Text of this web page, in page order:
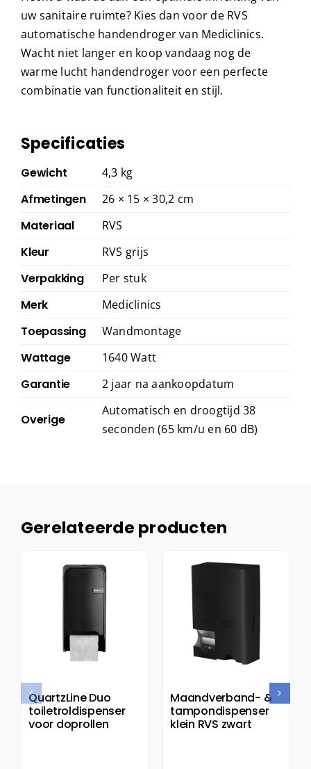
uw sanitaire ruimte? Kies dan voor de RVS
automatische handendroger van Mediclinics.
Wacht niet langer en koop vandaag nog de
warme lucht handendroger voor een perfecte
combinatie van functionaliteit en stijl.
Specificaties
Gewicht 4,3 kg
Afmetingen 26 × 15 × 30,2 cm
Materiaal RVS
Kleur RVS grijs
Verpakking Per stuk
Merk Mediclinics
Toepassing Wandmontage
Wattage 1640 Watt
Garantie 2 jaar na aankoopdatum
Overige
Automatisch en droogtijd 38
seconden (65 km/u en 60 dB)
Gerelateerde producten
QuartzLine Duo
toiletroldispenser
voor doprollen
Maandverband- &
tampondispenser
klein RVS zwart